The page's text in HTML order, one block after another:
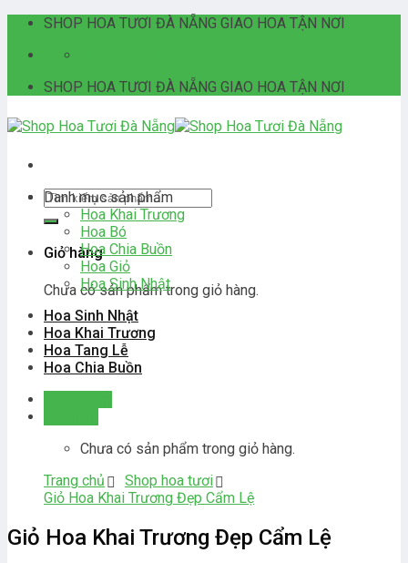
Skip
content
SHOP HOA TƯƠI ĐÀ NẴNG GIAO HOA TẬN NƠI
SHOP HOA TƯƠI ĐÀ NẴNG GIAO HOA TẬN NƠI
Tìm
kiếm:
Giỏ hàng
Chưa có sản phẩm trong giỏ hàng.
Danh mục sản phẩm
Hoa Khai Trương
Hoa Bó
Hoa Chia Buồn
Hoa Giỏ
Hoa Sinh Nhật
Hoa Sinh Nhật
Hoa Khai Trương
Hoa Tang Lễ
Hoa Chia Buồn
Chưa có sản phẩm trong giỏ hàng.
Trang chủ
Shop hoa tươi
Giỏ Hoa Khai Trương Đẹp Cẩm Lệ
Giỏ Hoa Khai Trương Đẹp Cẩm Lệ